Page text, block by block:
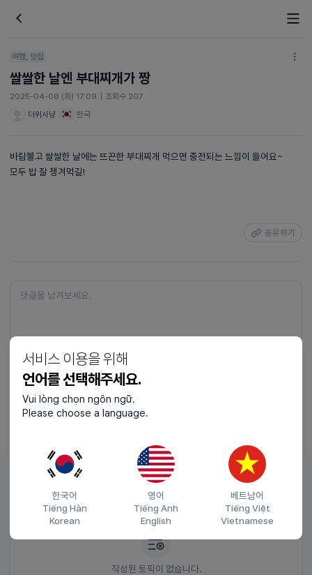
서비스 이용을 위해
언어를 선택해주세요.
Vui lòng chọn ngôn ngữ.
Please choose a language.
한국어
Tiếng Hàn
Korean
영어
Tiếng Anh
English
베트남어
Tiếng Việt
Vietnamese
여행, 맛집
쌀쌀한 날엔 부대찌개가 짱
2025-04-08 (화) 17:09 | 조회수 207
더위사냥
한국
바람불고 쌀쌀한 날에는 뜨끈한 부대찌개 먹으면 충전되는 느낌이 들어요~
모두 밥 잘 챙겨먹길!
공유하기
여행, 맛집 채널
작성된 토픽이 없습니다.